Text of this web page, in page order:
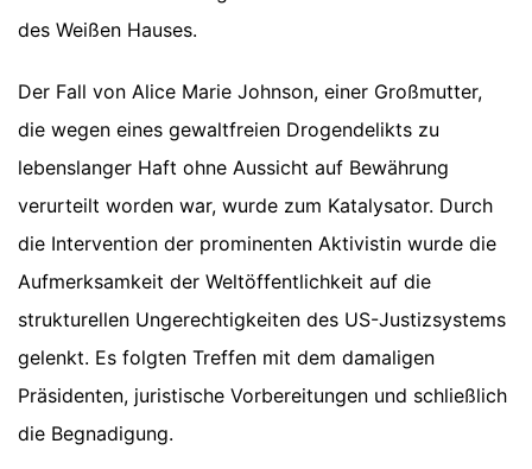
des Weißen Hauses.
Der Fall von Alice Marie Johnson, einer Großmutter,
die wegen eines gewaltfreien Drogendelikts zu
lebenslanger Haft ohne Aussicht auf Bewährung
verurteilt worden war, wurde zum Katalysator. Durch
die Intervention der prominenten Aktivistin wurde die
Aufmerksamkeit der Weltöffentlichkeit auf die
strukturellen Ungerechtigkeiten des US-Justizsystems
gelenkt. Es folgten Treffen mit dem damaligen
Präsidenten, juristische Vorbereitungen und schließlich
die Begnadigung.